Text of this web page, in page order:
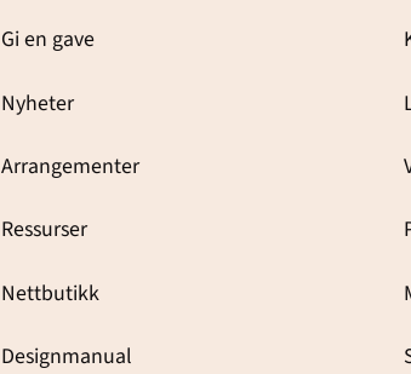
Gi en gave
Nyheter
Arrangementer
Ressurser
Nettbutikk
Designmanual